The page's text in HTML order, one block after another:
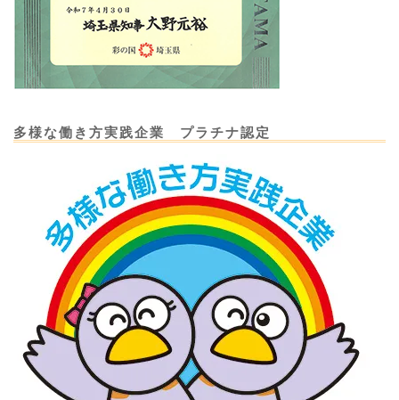
多様な働き方実践企業 プラチナ認定